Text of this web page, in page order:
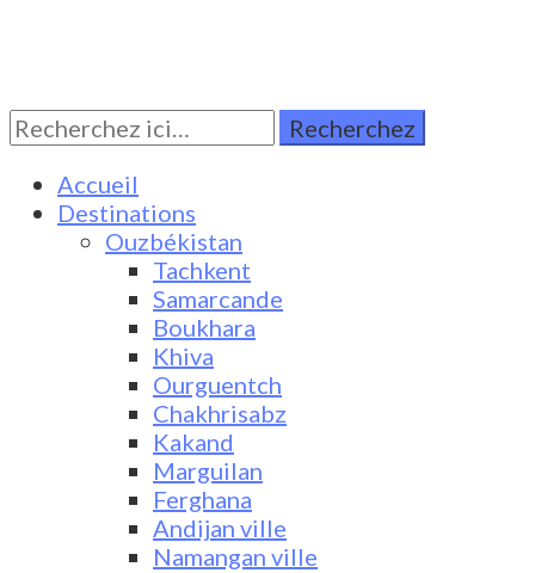
Turkestan Travel
Discover Central Asia
Rechercher:
Accueil
Destinations
Ouzbékistan
Tachkent
Samarcande
Boukhara
Khiva
Ourguentch
Chakhrisabz
Kakand
Marguilan
Ferghana
Andijan ville
Namangan ville